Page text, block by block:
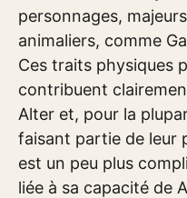
personnages,
animaliers, comme
Ces traits physiques
contribuent
Alter et, pour la
faisant partie de leur
est un peu plus
liée à sa capacité de